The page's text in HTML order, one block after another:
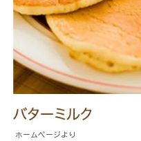
ホームページより